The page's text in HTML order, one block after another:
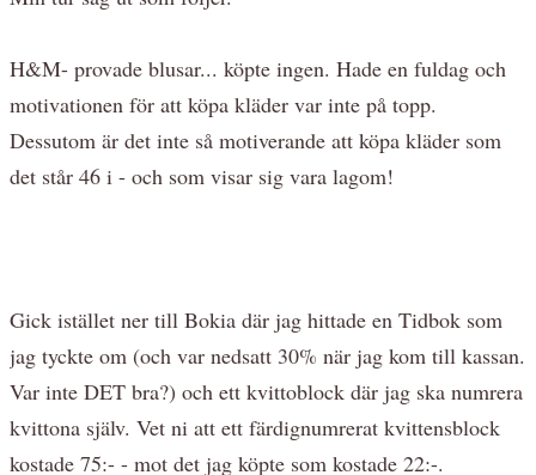
H&M- provade blusar... köpte ingen. Hade en fuldag och
motivationen för att köpa kläder var inte på topp.
Dessutom är det inte så motiverande att köpa kläder som
det står 46 i - och som visar sig vara lagom!
Gick istället ner till Bokia där jag hittade en Tidbok som
jag tyckte om (och var nedsatt 30% när jag kom till kassan.
Var inte DET bra?) och ett kvittoblock där jag ska numrera
kvittona själv. Vet ni att ett färdignumrerat kvittensblock
kostade 75:- - mot det jag köpte som kostade 22:-.